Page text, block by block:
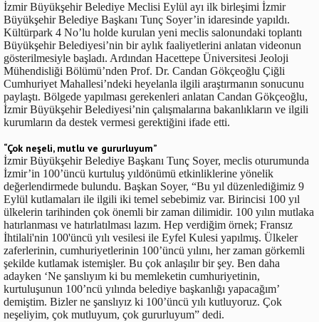
İzmir Büyükşehir Belediye Meclisi Eylül ayı ilk birleşimi İzmir
Büyükşehir Belediye Başkanı Tunç Soyer’in idaresinde yapıldı.
Kültürpark 4 No’lu holde kurulan yeni meclis salonundaki toplantı
Büyükşehir Belediyesi’nin bir aylık faaliyetlerini anlatan videonun
gösterilmesiyle başladı. Ardından Hacettepe Üniversitesi Jeoloji
Mühendisliği Bölümü’nden Prof. Dr. Candan Gökçeoğlu Çiğli
Cumhuriyet Mahallesi’ndeki heyelanla ilgili araştırmanın sonucunu
paylaştı. Bölgede yapılması gerekenleri anlatan Candan Gökçeoğlu,
İzmir Büyükşehir Belediyesi’nin çalışmalarına bakanlıkların ve ilgili
kurumların da destek vermesi gerektiğini ifade etti.
“Çok neşeli, mutlu ve gururluyum”
İzmir Büyükşehir Belediye Başkanı Tunç Soyer, meclis oturumunda
İzmir’in 100’üncü kurtuluş yıldönümü etkinliklerine yönelik
değerlendirmede bulundu. Başkan Soyer, “Bu yıl düzenlediğimiz 9
Eylül kutlamaları ile ilgili iki temel sebebimiz var. Birincisi 100 yıl
ülkelerin tarihinden çok önemli bir zaman dilimidir. 100 yılın mutlaka
hatırlanması ve hatırlatılması lazım. Hep verdiğim örnek; Fransız
İhtilali'nin 100'üncü yılı vesilesi ile Eyfel Kulesi yapılmış. Ülkeler
zaferlerinin, cumhuriyetlerinin 100’üncü yılını, her zaman görkemli
şekilde kutlamak istemişler. Bu çok anlaşılır bir şey. Ben daha
adayken ‘Ne şanslıyım ki bu memleketin cumhuriyetinin,
kurtuluşunun 100’ncü yılında belediye başkanlığı yapacağım’
demiştim. Bizler ne şanslıyız ki 100’üncü yılı kutluyoruz. Çok
neşeliyim, çok mutluyum, çok gururluyum” dedi.